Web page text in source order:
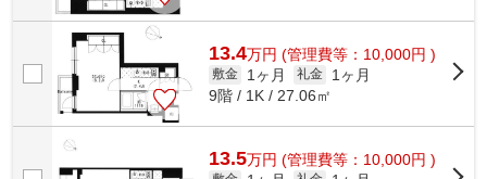
13.4万円 (管理費等：10,000円 )
敷金 1ヶ月 礼金
1ヶ月
9階 / 1K / 27.06㎡
13.5万円 (管理費等：10,000円 )